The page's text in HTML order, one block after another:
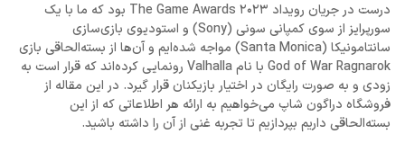
درست در جریان رویداد The Game Awards 2023 بود که ما با یک
سورپرایز از سوی کمپانی سونی (Sony) و استودیوی بازی‌سازی
سانتامونیکا (Santa Monica) مواجه شده‌ایم و آن‌ها از بسته‌الحاقی بازی
God of War Ragnarok با نام Valhalla رونمایی کرده‌اند که قرار است به
زودی و به صورت رایگان در اختیار بازیکنان قرار گیرد. در این مقاله از
فروشگاه دراگون شاپ می‌خواهیم به ارائه هر اطلاعاتی که از این
بسته‌الحاقی داریم بپردازیم تا تجربه غنی از آن را داشته باشید.